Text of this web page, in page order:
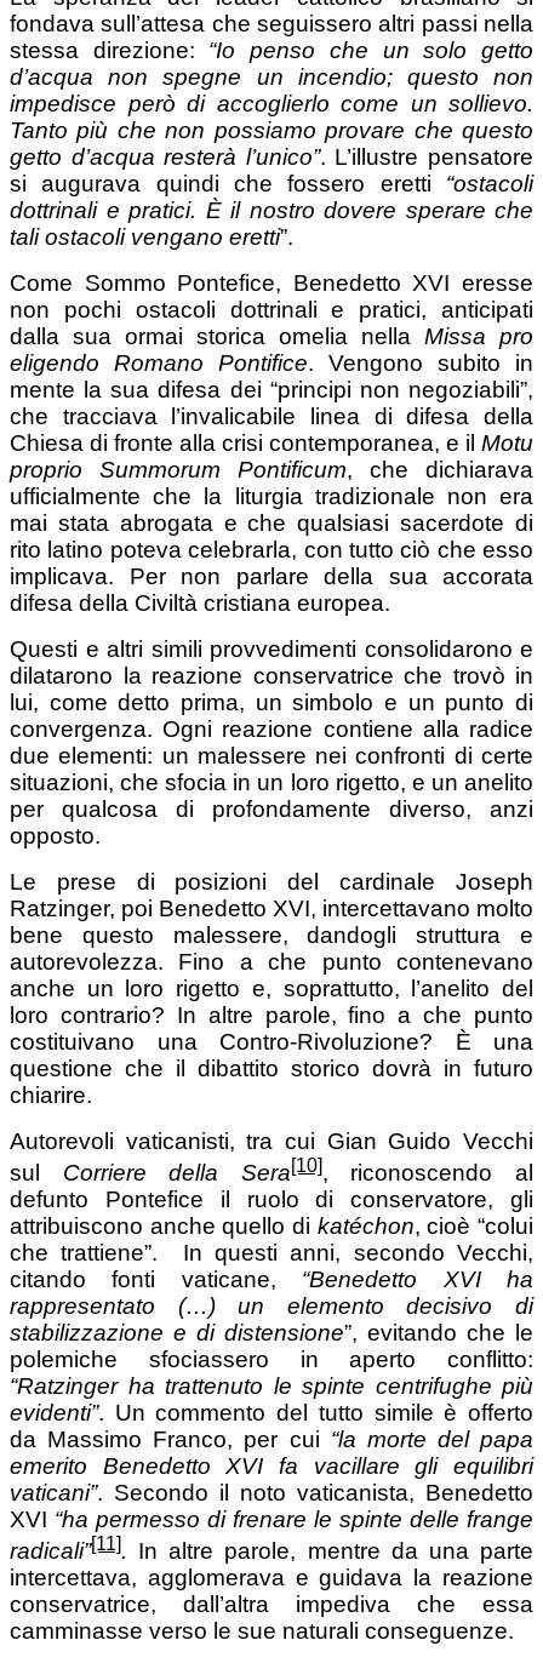
fondava sull’attesa che seguissero altri passi nella
stessa direzione: “Io penso che un solo getto
d’acqua non spegne un incendio; questo non
impedisce però di accoglierlo come un sollievo.
Tanto più che non possiamo provare che questo
getto d’acqua resterà l’unico”. L’illustre pensatore
si augurava quindi che fossero eretti “ostacoli
dottrinali e pratici. È il nostro dovere sperare che
tali ostacoli vengano eretti”.
Come Sommo Pontefice, Benedetto XVI eresse
non pochi ostacoli dottrinali e pratici, anticipati
dalla sua ormai storica omelia nella Missa pro
eligendo Romano Pontifice. Vengono subito in
mente la sua difesa dei “principi non negoziabili”,
che tracciava l’invalicabile linea di difesa della
Chiesa di fronte alla crisi contemporanea, e il Motu
proprio Summorum Pontificum, che dichiarava
ufficialmente che la liturgia tradizionale non era
mai stata abrogata e che qualsiasi sacerdote di
rito latino poteva celebrarla, con tutto ciò che esso
implicava. Per non parlare della sua accorata
difesa della Civiltà cristiana europea.
Questi e altri simili provvedimenti consolidarono e
dilatarono la reazione conservatrice che trovò in
lui, come detto prima, un simbolo e un punto di
convergenza. Ogni reazione contiene alla radice
due elementi: un malessere nei confronti di certe
situazioni, che sfocia in un loro rigetto, e un anelito
per qualcosa di profondamente diverso, anzi
opposto.
Le prese di posizioni del cardinale Joseph
Ratzinger, poi Benedetto XVI, intercettavano molto
bene questo malessere, dandogli struttura e
autorevolezza. Fino a che punto contenevano
anche un loro rigetto e, soprattutto, l’anelito del
loro contrario? In altre parole, fino a che punto
costituivano una Contro-Rivoluzione? È una
questione che il dibattito storico dovrà in futuro
chiarire.
Autorevoli vaticanisti, tra cui Gian Guido Vecchi
sul Corriere della Sera[10], riconoscendo al
defunto Pontefice il ruolo di conservatore, gli
attribuiscono anche quello di katéchon, cioè “colui
che trattiene”. In questi anni, secondo Vecchi,
citando fonti vaticane, “Benedetto XVI ha
rappresentato (…) un elemento decisivo di
stabilizzazione e di distensione”, evitando che le
polemiche sfociassero in aperto conflitto:
“Ratzinger ha trattenuto le spinte centrifughe più
evidenti”. Un commento del tutto simile è offerto
da Massimo Franco, per cui “la morte del papa
emerito Benedetto XVI fa vacillare gli equilibri
vaticani”. Secondo il noto vaticanista, Benedetto
XVI “ha permesso di frenare le spinte delle frange
radicali”[11]. In altre parole, mentre da una parte
intercettava, agglomerava e guidava la reazione
conservatrice, dall’altra impediva che essa
camminasse verso le sue naturali conseguenze.